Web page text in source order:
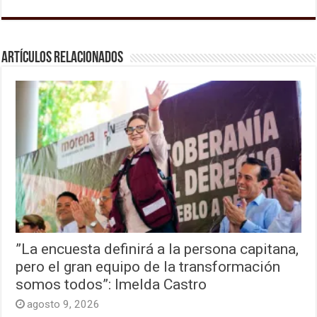
Artículos relacionados
”La encuesta definirá a la persona capitana,
pero el gran equipo de la transformación
somos todos”: Imelda Castro
agosto 9, 2026